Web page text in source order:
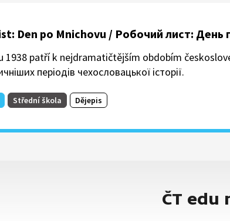
Den po Mnichovu / Робочий лист: День
1938 patří k nejdramatičtějším obdobím
періодів чехословацької історії.
Střední škola Dějepis
ČT edu